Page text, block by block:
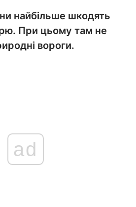
найбільше шкодять
При цьому там не
вороги.
ad